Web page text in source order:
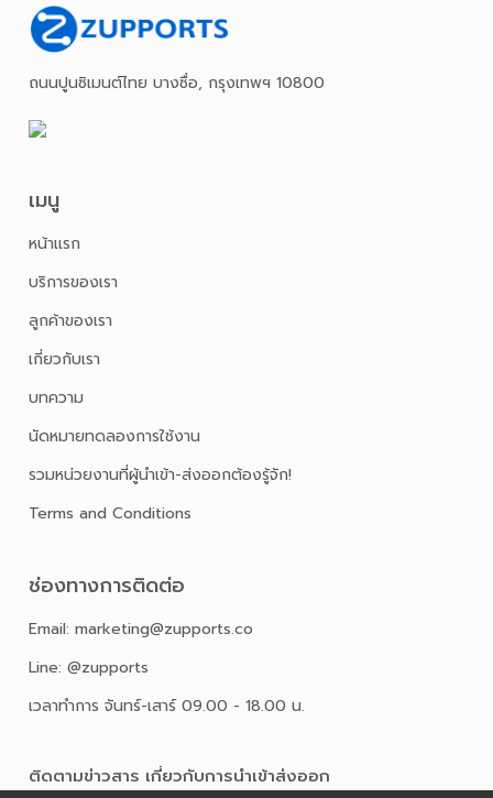
ถนนปูนซิเมนต์ไทย บางซื่อ, กรุงเทพฯ 10800
เมนู
หน้าเเรก
บริการของเรา
ลูกค้าของเรา
เกี่ยวกับเรา
บทความ
นัดหมายทดลองการใช้งาน
รวมหน่วยงานที่ผู้นำเข้า-ส่งออกต้องรู้จัก!
Terms and Conditions
ช่องทางการติดต่อ
Email: marketing@zupports.co
Line: @zupports
เวลาทำการ จันทร์-เสาร์ 09.00 - 18.00 น.
ติดตามข่าวสาร เกี่ยวกับการนําเข้าส่งออก